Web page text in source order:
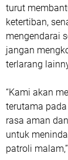
turut
ketertiban,
mengendarai
jangan
terlarang
“Kami akan
terutama
rasa aman
untuk
patroli